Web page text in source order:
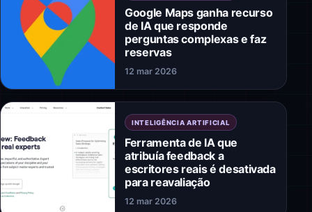
Google Maps ganha recurso
de IA que responde
perguntas complexas e faz
reservas
12 mar 2026
INTELIGÊNCIA ARTIFICIAL
Ferramenta de IA que
atribuía feedback a
escritores reais é desativada
para reavaliação
12 mar 2026